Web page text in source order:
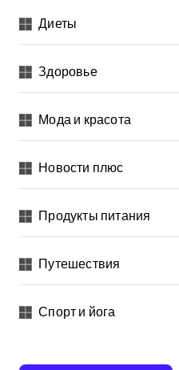
Диеты
Здоровье
Мода и красота
Новости плюс
Продукты питания
Путешествия
Спорт и йога